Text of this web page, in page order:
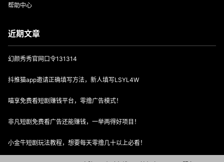
帮助中心
近期文章
幻颜秀秀官网口令131314
抖推猫app邀请正确填写方法，新人填写LSYL4W
喵享免费看短剧赚钱平台，零撸广告模式！
非凡短剧免费看广告还能赚钱，一举两得好项目！
小金牛短剧玩法教程，想要每天零撸几十以上必看！